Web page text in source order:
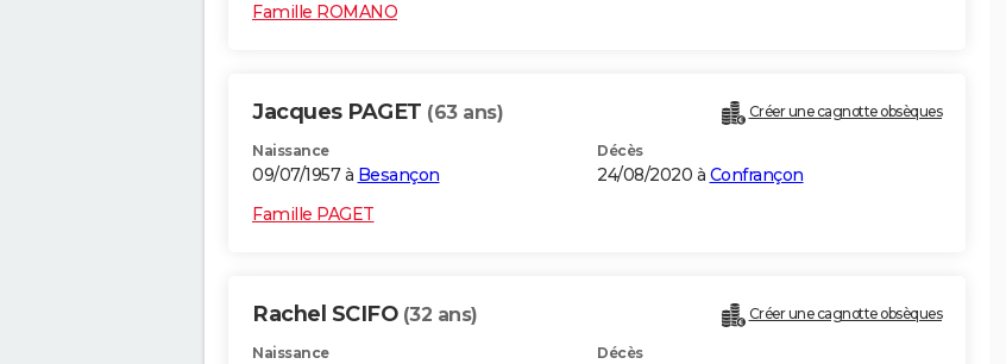
Famille ROMANO
Jacques PAGET (63 ans) Créer une cagnotte obsèques
Naissance
09/07/1957 à Besançon
Décès
24/08/2020 à Confrançon
Famille PAGET
Rachel SCIFO (32 ans) Créer une cagnotte obsèques
Naissance Décès